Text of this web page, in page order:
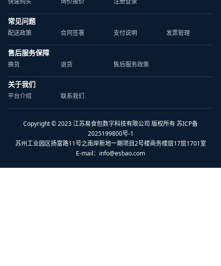
常见问题
配送政策 合同签署 支付说明 发票管理
售后服务保障
换货 退货 售后服务政策
关于我们
平台介绍 联系我们
Copyright © 2023 江苏易食包数字科技有限公司 版权所有 苏ICP备
2025199800号-1
苏州工业园区扬富路11号之南岸新地一期项目2号楼商务楼层17层1701室
E-mail： info@esbao.com